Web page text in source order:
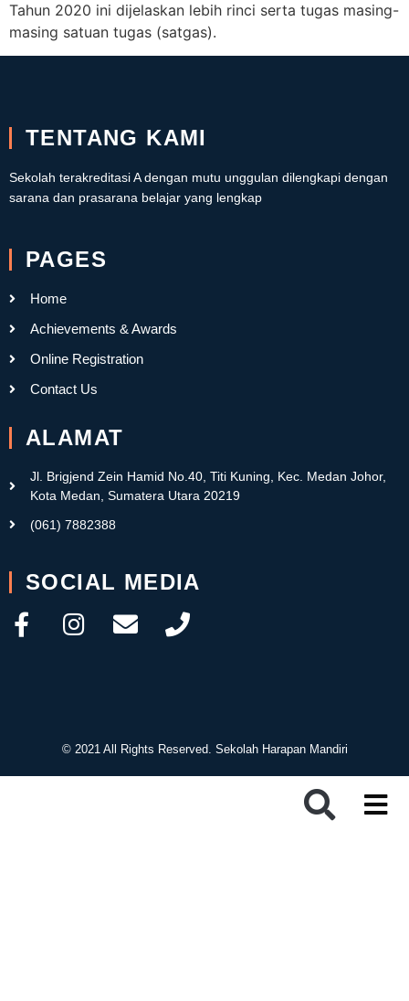
Tahun 2020 ini dijelaskan lebih rinci serta tugas masing-
masing satuan tugas (satgas).
TENTANG KAMI
Sekolah terakreditasi A dengan mutu unggulan dilengkapi dengan
sarana dan prasarana belajar yang lengkap
PAGES
Home
Achievements & Awards
Online Registration
Contact Us
ALAMAT
Jl. Brigjend Zein Hamid No.40, Titi Kuning, Kec. Medan Johor,
Kota Medan, Sumatera Utara 20219
(061) 7882388
SOCIAL MEDIA
© 2021 All Rights Reserved. Sekolah Harapan Mandiri